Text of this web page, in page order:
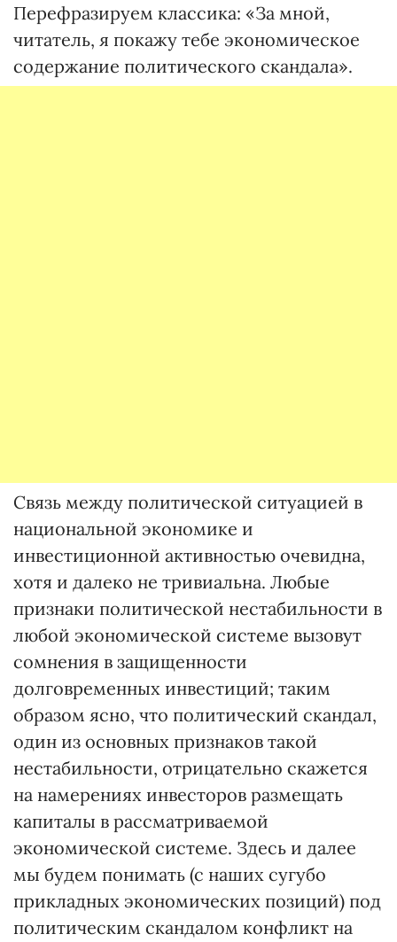
Перефразируем классика: «За мной,
читатель, я покажу тебе экономическое
содержание политического скандала».
Связь между политической ситуацией в
национальной экономике и
инвестиционной активностью очевидна,
хотя и далеко не тривиальна. Любые
признаки политической нестабильности в
любой экономической системе вызовут
сомнения в защищенности
долговременных инвестиций; таким
образом ясно, что политический скандал,
один из основных признаков такой
нестабильности, отрицательно скажется
на намерениях инвесторов размещать
капиталы в рассматриваемой
экономической системе. Здесь и далее
мы будем понимать (с наших сугубо
прикладных экономических позиций) под
политическим скандалом конфликт на